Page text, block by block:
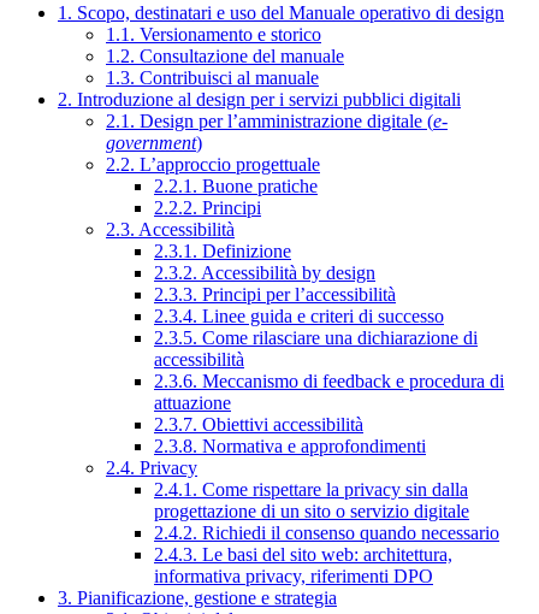
1. Scopo, destinatari e uso del Manuale operativo di design
1.1. Versionamento e storico
1.2. Consultazione del manuale
1.3. Contribuisci al manuale
2. Introduzione al design per i servizi pubblici digitali
2.1. Design per l’amministrazione digitale (e-
government)
2.2. L’approccio progettuale
2.2.1. Buone pratiche
2.2.2. Principi
2.3. Accessibilità
2.3.1. Definizione
2.3.2. Accessibilità by design
2.3.3. Principi per l’accessibilità
2.3.4. Linee guida e criteri di successo
2.3.5. Come rilasciare una dichiarazione di
accessibilità
2.3.6. Meccanismo di feedback e procedura di
attuazione
2.3.7. Obiettivi accessibilità
2.3.8. Normativa e approfondimenti
2.4. Privacy
2.4.1. Come rispettare la privacy sin dalla
progettazione di un sito o servizio digitale
2.4.2. Richiedi il consenso quando necessario
2.4.3. Le basi del sito web: architettura,
informativa privacy, riferimenti DPO
3. Pianificazione, gestione e strategia